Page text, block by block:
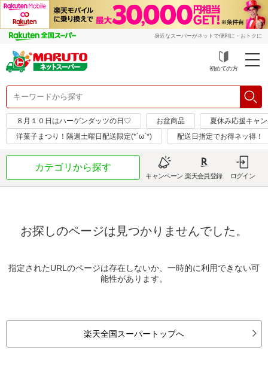
身近なスーパーがネットで便利に・おトクに
初めての方
８月１０日はハーゲンダッツの日♡ お盆商品
夏休み応援キャ
洋菓子まつり！隔週土曜日配送限定(*´ω`*)
配送日指定でお得ネッ得！
カテゴリから探す
キャンペーン 楽天会員登録 ログイン
お探しのページは見つかりませんでした。
指定されたURLのページは存在しないか、一時的に利用できない可
能性があります。
楽天全国スーパートップへ